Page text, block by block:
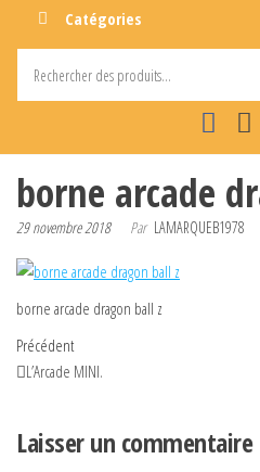
Catégories
borne arcade
29 novembre 2018 Par LAMARQUEB1978
borne arcade dragon ball z
Navigation
de
Article
précédent
Précédent
L’Arcade MINI.
Laisser un commentaire